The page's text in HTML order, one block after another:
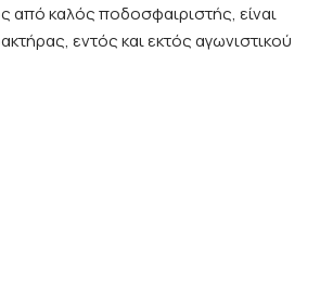
από καλός ποδοσφαιριστής, είναι
εντός και εκτός αγωνιστικού